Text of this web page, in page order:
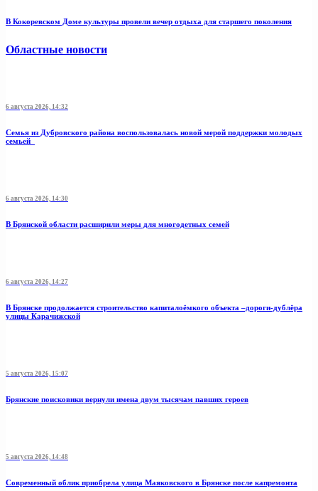
В Кокоревском Доме культуры провели вечер отдыха для старшего поколения
Областные новости
6 августа 2026, 14:32
Семья из Дубровского района воспользовалась новой мерой поддержки молодых
семьей
6 августа 2026, 14:30
В Брянской области расширили меры для многодетных семей
6 августа 2026, 14:27
В Брянске продолжается строительство капиталоёмкого объекта –дороги-дублёра
улицы Карачижской
5 августа 2026, 15:07
Брянские поисковики вернули имена двум тысячам павших героев
5 августа 2026, 14:48
Современный облик приобрела улица Маяковского в Брянске после капремонта